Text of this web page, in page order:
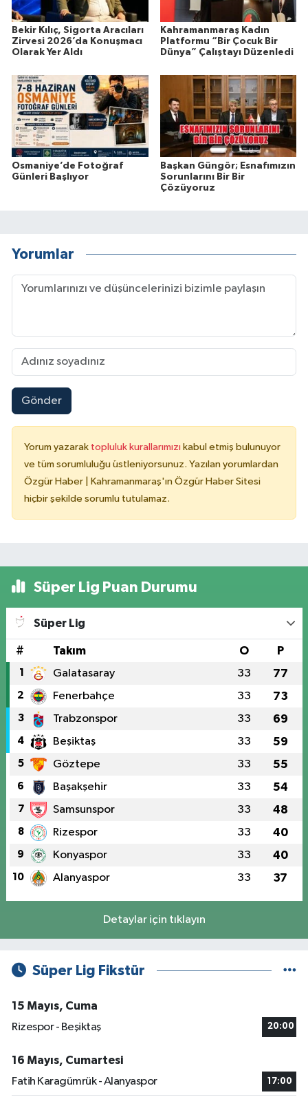
Bekir Kılıç, Sigorta Aracıları
Zirvesi 2026’da Konuşmacı
Olarak Yer Aldı
Kahramanmaraş Kadın
Platformu “Bir Çocuk Bir
Dünya” Çalıştayı Düzenledi
Osmaniye’de Fotoğraf
Günleri Başlıyor
Başkan Güngör; Esnafımızın
Sorunlarını Bir Bir
Çözüyoruz
Yorumlar
Gönder
Yorum yazarak topluluk kurallarımızı kabul etmiş bulunuyor
ve tüm sorumluluğu üstleniyorsunuz. Yazılan yorumlardan
Özgür Haber | Kahramanmaraş'ın Özgür Haber Sitesi
hiçbir şekilde sorumlu tutulamaz.
Süper Lig Puan Durumu
Süper Lig
# Takım O P
1 Galatasaray 33 77
2 Fenerbahçe 33 73
3 Trabzonspor 33 69
4 Beşiktaş 33 59
5 Göztepe 33 55
6 Başakşehir 33 54
7 Samsunspor 33 48
8 Rizespor 33 40
9 Konyaspor 33 40
10 Alanyaspor 33 37
Detaylar için tıklayın
Süper Lig Fikstür
15 Mayıs, Cuma
Rizespor - Beşiktaş
20:00
16 Mayıs, Cumartesi
Fatih Karagümrük - Alanyaspor
17:00